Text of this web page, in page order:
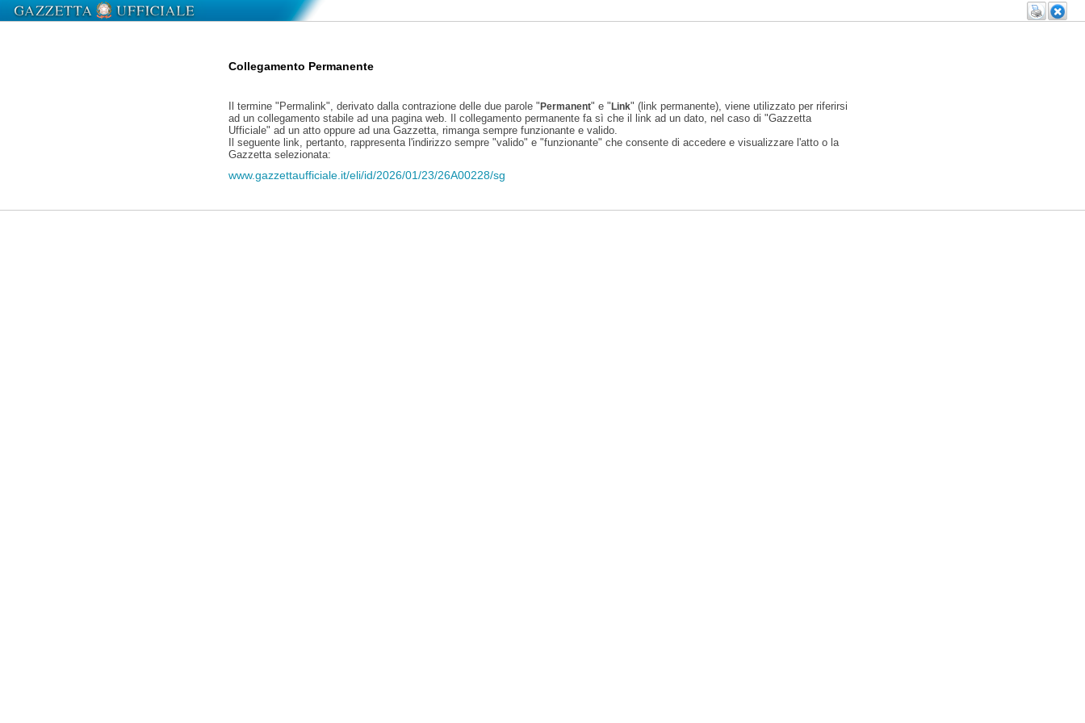
Collegamento Permanente
Il termine "Permalink", derivato dalla contrazione delle due parole "Permanent" e "Link" (link permanente), viene utilizzato per riferirsi
ad un collegamento stabile ad una pagina web. Il collegamento permanente fa sì che il link ad un dato, nel caso di "Gazzetta
Ufficiale" ad un atto oppure ad una Gazzetta, rimanga sempre funzionante e valido.
Il seguente link, pertanto, rappresenta l'indirizzo sempre "valido" e "funzionante" che consente di accedere e visualizzare l'atto o la
Gazzetta selezionata:
www.gazzettaufficiale.it/eli/id/2026/01/23/26A00228/sg